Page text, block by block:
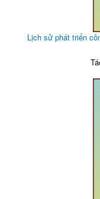
Lịch sử phát triển